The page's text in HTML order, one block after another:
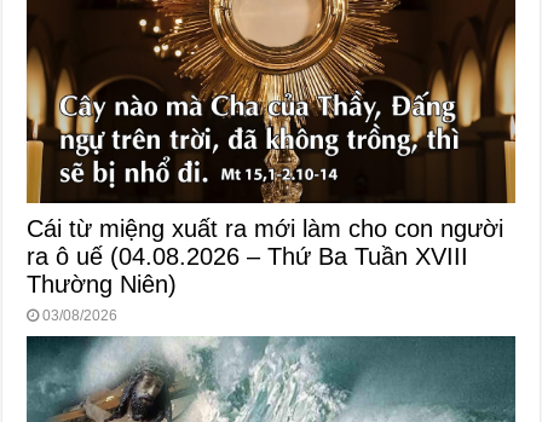
Cái từ miệng xuất ra mới làm cho con người
ra ô uế (04.08.2026 – Thứ Ba Tuần XVIII
Thường Niên)
03/08/2026